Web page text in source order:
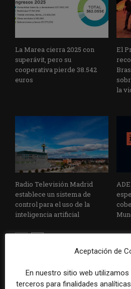
La Marea cierra 2025 con
superávit, pero su
cooperativa pierde 38.542
euros
El
la
Radio Televisión Madrid
establece un sistema de
control para el uso de la
inteligencia artificial
DEJA UNA RESPUESTA
Aceptación de
En nuestro sitio web
terceros para finalidades